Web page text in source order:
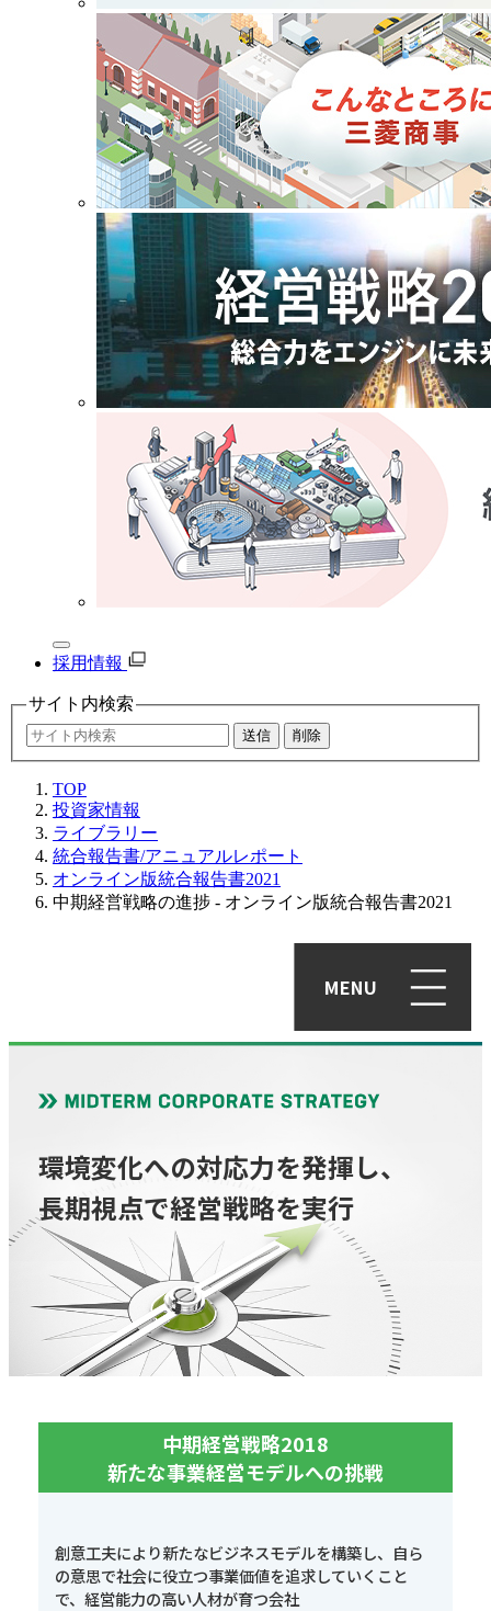
採用情報
サイト内検索
TOP
投資家情報
ライブラリー
統合報告書/アニュアルレポート
オンライン版統合報告書2021
中期経営戦略の進捗 - オンライン版統合報告書2021
MENU
環境変化への対応力を発揮し、
長期視点で経営戦略を実行
中期経営戦略2018
新たな事業経営モデルへの挑戦
創意工夫により新たなビジネスモデルを構築し、自ら
の意思で社会に役立つ事業価値を追求していくこと
で、経営能力の高い人材が育つ会社